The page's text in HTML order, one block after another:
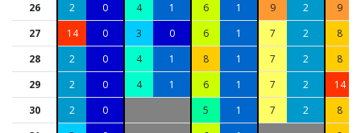
26
2 0 4 1 6 1 9 2
9
27
14 0 3 0 6 1 7 2
8
28
2 0 4 1 8 1 7 2
8
29
2 0 4 1 6 1 7 2
14
30
2 0 5 1 7 2
8